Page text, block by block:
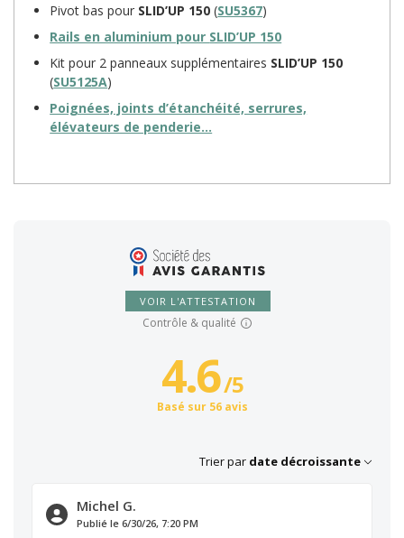
Pivot bas pour SLID’UP 150 (SU5367)
Rails en aluminium pour SLID’UP 150
Kit pour 2 panneaux supplémentaires SLID’UP 150
(SU5125A)
Poignées, joints d’étanchéité, serrures,
élévateurs de penderie…
VOIR L'ATTESTATION
Contrôle & qualité
4.6/5
Basé sur 56 avis
Trier par date décroissante
Michel G.
Publié le 6/30/26, 7:20 PM